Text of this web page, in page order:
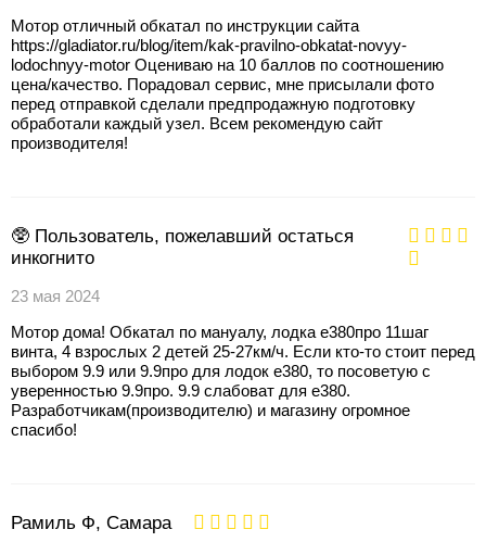
Мотор отличный обкатал по инструкции сайта
https://gladiator.ru/blog/item/kak-pravilno-obkatat-novyy-
lodochnyy-motor Оцениваю на 10 баллов по соотношению
цена/качество. Порадовал сервис, мне присылали фото
перед отправкой сделали предпродажную подготовку
обработали каждый узел. Всем рекомендую сайт
производителя!
🥸 Пользователь, пожелавший остаться
инкогнито
23 мая 2024
Мотор дома! Обкатал по мануалу, лодка е380про 11шаг
винта, 4 взрослых 2 детей 25-27км/ч. Если кто-то стоит перед
выбором 9.9 или 9.9про для лодок е380, то посоветую с
уверенностью 9.9про. 9.9 слабоват для е380.
Разработчикам(производителю) и магазину огромное
спасибо!
Рамиль Ф, Самара